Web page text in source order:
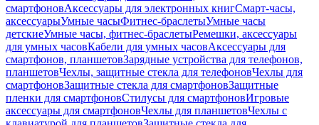
смартфоновАксессуары для электронных книгСмарт-часы,
аксессуарыУмные часыФитнес-браслетыУмные часы
детскиеУмные часы, фитнес-браслетыРемешки, аксессуары
для умных часовКабели для умных часовАксессуары для
смартфонов, планшетовЗарядные устройства для телефонов,
планшетовЧехлы, защитные стекла для телефоновЧехлы для
смартфоновЗащитные стекла для смартфоновЗащитные
пленки для смартфоновСтилусы для смартфоновИгровые
аксессуары для смартфоновЧехлы для планшетовЧехлы с